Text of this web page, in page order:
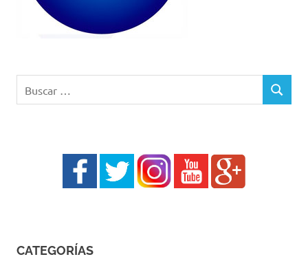
BUSCAR
CATEGORÍAS